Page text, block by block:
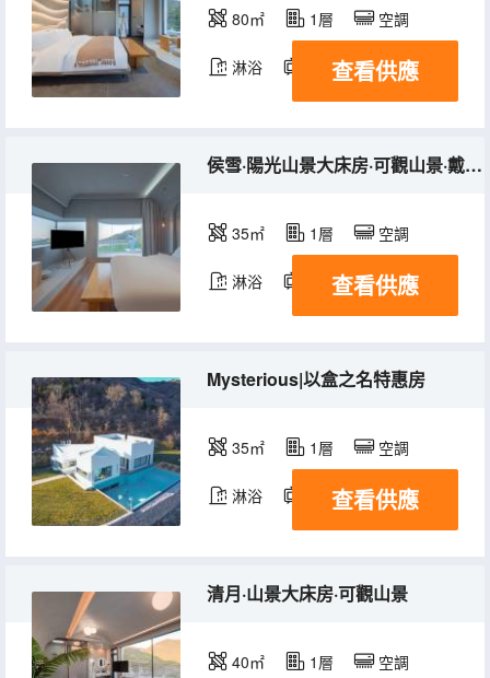
80㎡ 1層 空調
淋浴 電視機
查看供應
侯雪·陽光山景大床房·可觀山景·戴森吹風機·智能馬桶
35㎡ 1層 空調
淋浴 電視機
查看供應
Mysterious|以盒之名特惠房
35㎡ 1層 空調
淋浴 電視機
查看供應
清月·山景大床房·可觀山景
40㎡ 1層 空調